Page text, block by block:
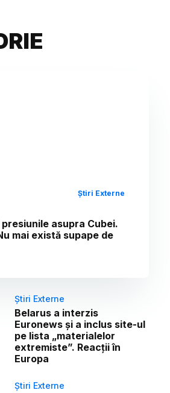
Știri Externe
asupra Cubei.
mai există supape de
Știri Externe
Belarus a interzis
Euronews și a inclus site-ul
pe lista „materialelor
extremiste”. Reacții în
Europa
Știri Externe